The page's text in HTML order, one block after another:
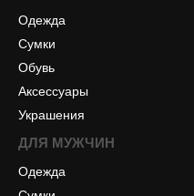
Одежда
Сумки
Обувь
Аксессуары
Украшения
ДЛЯ МУЖЧИН
Одежда